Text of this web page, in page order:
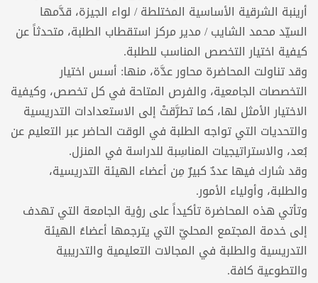
أرينبة الشرقية الأساسية المختلطة / لواء الجيزة، قدَّمها
السيّد محمد الشايب / مدير مركز استقطاب الطلبة، متحدثاً عن
كيفية اختيار التخصص المناسب للطلبة.
وقد تناولت المحاضرة محاور عدَّة، منها: أسس اختيار
التخصصات الجامعية، والفرص المتاحة في كل تخصص، وكيفية
الاختيار الأمثل لها، كما تطرَّقتْ إلى الاستعدادات التدريسية
والتحديات التي تواجه الطلبة في الوقت الحاضر عبر التعليم عن
بُعد، والاستراتيجيات المناسِبة للدراسة في المنزل.
وقد شارك فيها عددٌ كبيرٌ مِن أعضاء الهيئة التدريسية،
والطلبة، وأولياء الأمور.
وتأتي هذه المحاضرة تأكيداً على رؤية الجامعة التي تهدف
إلى خدمة المجتمع المحليّ التي يترجمها أعضاءُ الهيئة
التدريسية والطلبة في المجالات التعليمية والتدريبية
والتطوعية كافة.